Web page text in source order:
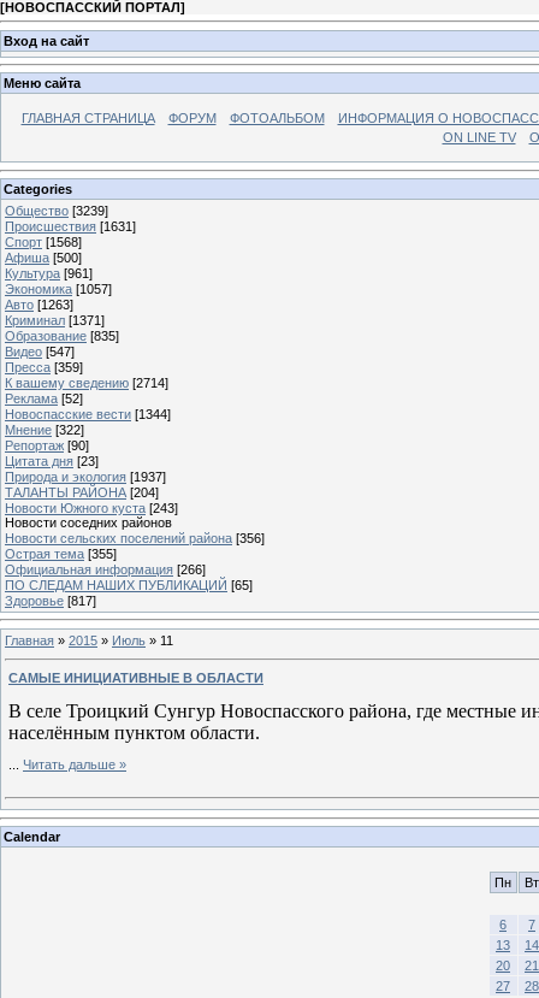
[НОВОСПАССКИЙ ПОРТАЛ]
Вход на сайт
Меню сайта
ГЛАВНАЯ СТРАНИЦА ФОРУМ ФОТОАЛЬБОМ
ИНФОРМАЦИЯ О
ON LINE TV
Categories
Общество [3239]
Происшествия [1631]
Спорт [1568]
Афиша [500]
Культура [961]
Экономика [1057]
Авто [1263]
Криминал [1371]
Образование [835]
Видео [547]
Пресса [359]
К вашему сведению [2714]
Реклама [52]
Новоспасские вести [1344]
Мнение [322]
Репортаж [90]
Цитата дня [23]
Природа и экология [1937]
ТАЛАНТЫ РАЙОНА [204]
Новости Южного куста [243]
Новости соседних районов
Новости сельских поселений района [356]
Острая тема [355]
Официальная информация [266]
ПО СЛЕДАМ НАШИХ ПУБЛИКАЦИЙ [65]
Здоровье [817]
Главная » 2015 » Июль » 11
САМЫЕ ИНИЦИАТИВНЫЕ В ОБЛАСТИ
В селе Троицкий Сунгур Новоспасского района, где
населённым пунктом области.
Читать дальше »
Calendar
Пн Вт
6
7
13
14
20
21
27
28